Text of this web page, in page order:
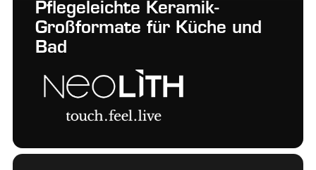
Pflegeleichte Keramik-
Großformate für Küche und
Bad